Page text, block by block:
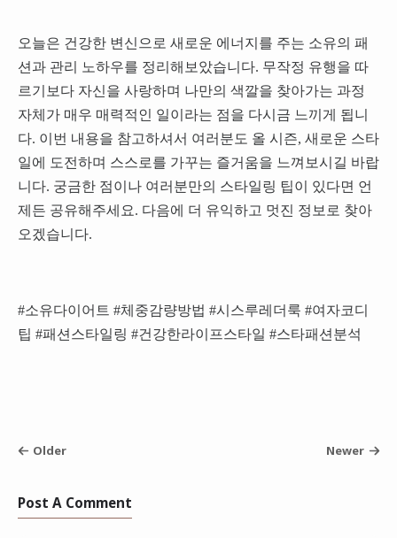
오늘은 건강한 변신으로 새로운 에너지를 주는 소유의 패
션과 관리 노하우를 정리해보았습니다. 무작정 유행을 따
르기보다 자신을 사랑하며 나만의 색깔을 찾아가는 과정
자체가 매우 매력적인 일이라는 점을 다시금 느끼게 됩니
다. 이번 내용을 참고하셔서 여러분도 올 시즌, 새로운 스타
일에 도전하며 스스로를 가꾸는 즐거움을 느껴보시길 바랍
니다. 궁금한 점이나 여러분만의 스타일링 팁이 있다면 언
제든 공유해주세요. 다음에 더 유익하고 멋진 정보로 찾아
오겠습니다.
#소유다이어트 #체중감량방법 #시스루레더룩 #여자코디
팁 #패션스타일링 #건강한라이프스타일 #스타패션분석
Older Newer
Post A Comment